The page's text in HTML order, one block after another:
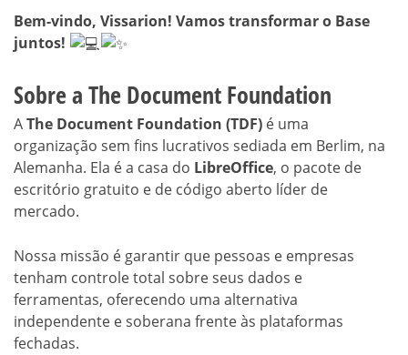
Bem-vindo, Vissarion! Vamos transformar o Base
juntos!
Sobre a The Document Foundation
AThe Document Foundation (TDF) é uma
organização sem fins lucrativos sediada em Berlim, na
Alemanha. Ela é a casa do LibreOffice, o pacote de
escritório gratuito e de código aberto líder de
mercado.
Nossa missão é garantir que pessoas e empresas
tenham controle total sobre seus dados e
ferramentas, oferecendo uma alternativa
independente e soberana frente às plataformas
fechadas.